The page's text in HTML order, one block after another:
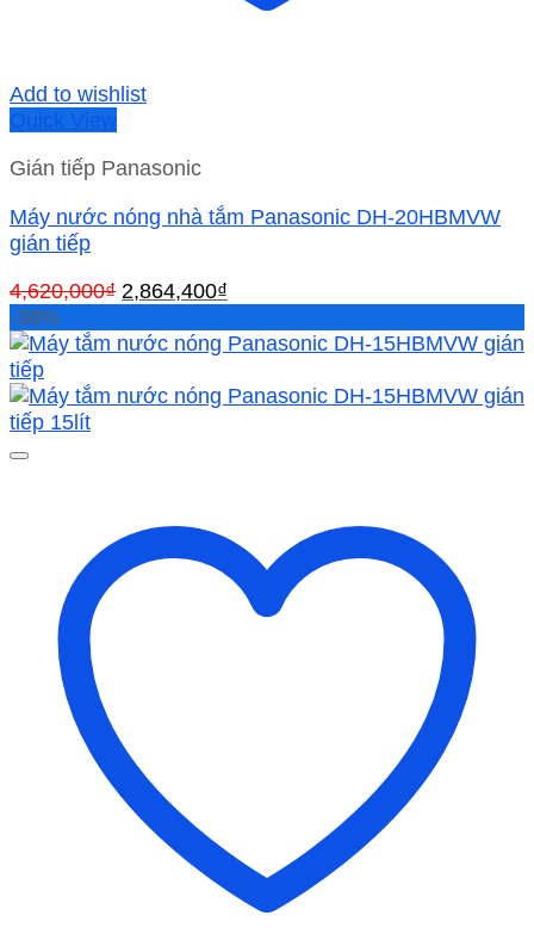
Add to wishlist
Quick View
Gián tiếp Panasonic
Máy nước nóng nhà tắm Panasonic DH-20HBMVW
gián tiếp
4,620,000₫ Giá
là:
2,864,400₫
tại
2,864,400₫.
-38%